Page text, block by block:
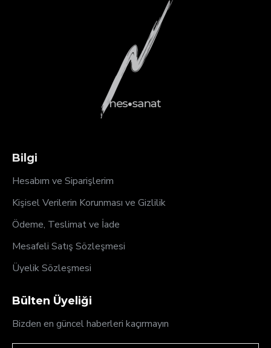
Bilgi
Hesabım ve Siparişlerim
Kişisel Verilerin Korunması ve Gizlilik
Ödeme, Teslimat ve İade
Mesafeli Satış Sözleşmesi
Üyelik Sözleşmesi
Bülten Üyeliği
Bizden en güncel haberleri kaçırmayın